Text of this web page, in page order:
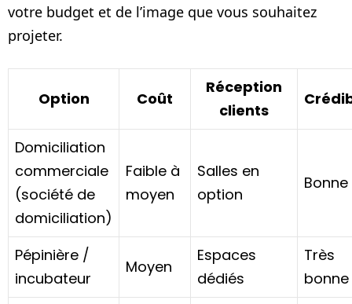
votre budget et de l’image que vous souhaitez
projeter.
Option Coût
Réception
clients
Domiciliation
commerciale
(société de
domiciliation)
Faible à
moyen
Salles en
option
Bonne
Pépinière /
incubateur
Moyen
Espaces
dédiés
Très
bonne